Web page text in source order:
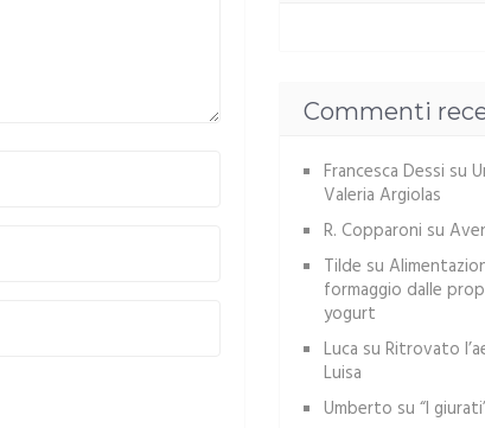
Commenti
Francesca Dessi su
Valeria Argiolas
R. Copparoni su
Tilde su
formaggio dalle
yogurt
Luca su Ritrovato
Luisa
Umberto su “I